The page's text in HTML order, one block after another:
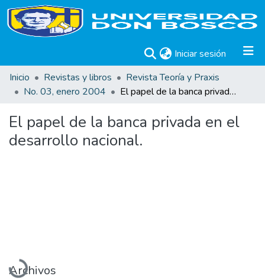
Iniciar sesión (current)
Inicio
Revistas y libros
Revista Teoría y Praxis
No. 03, enero 2004
El papel de la banca privada en el desarrollo nacional.
El papel de la banca privada en el
desarrollo nacional.
Cargando...
Archivos